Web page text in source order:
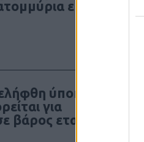
επιβάτες
ύποπτος ο
για
βάρος εταιρίας